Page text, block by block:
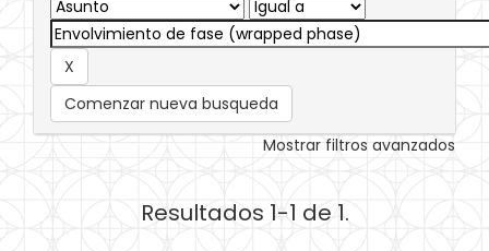
Comenzar nueva busqueda
Mostrar filtros avanzados
Resultados 1-1 de 1.